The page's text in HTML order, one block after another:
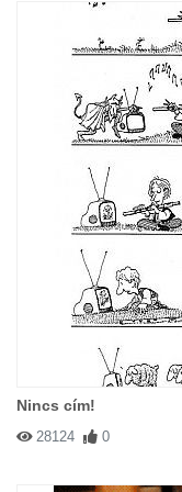
Nincs cím!
28124 0